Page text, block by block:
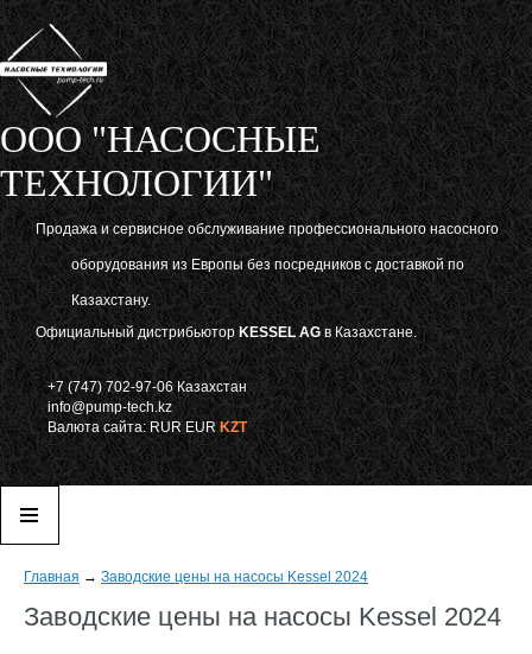
ООО "НАСОСНЫЕ
ТЕХНОЛОГИИ"
Продажа и сервисное обслуживание профессионального насосного
оборудования из Европы без посредников с доставкой по
Казахстану.
Официальный дистрибьюторKESSEL AG в Казахстане.
+7 (747) 702-97-06 Казахстан
info@pump-tech.kz
Валюта сайта: RUR EUR KZT
Главная → Заводские цены на насосы Kessel 2024
Заводские цены на насосы Kessel 2024